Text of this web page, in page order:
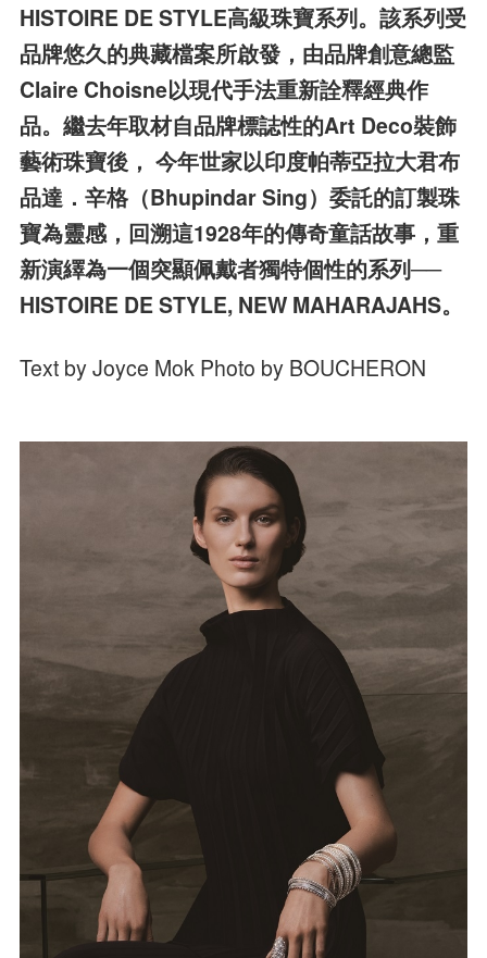
HISTOIRE DE STYLE高級珠寶系列。該系列受
品牌悠久的典藏檔案所啟發，由品牌創意總監
Claire Choisne以現代手法重新詮釋經典作
品。繼去年取材自品牌標誌性的Art Deco裝飾
藝術珠寶後， 今年世家以印度帕蒂亞拉大君布
品達．辛格（Bhupindar Sing）委託的訂製珠
寶為靈感，回溯這1928年的傳奇童話故事，重
新演繹為一個突顯佩戴者獨特個性的系列──
HISTOIRE DE STYLE, NEW MAHARAJAHS。
Text by Joyce Mok Photo by BOUCHERON